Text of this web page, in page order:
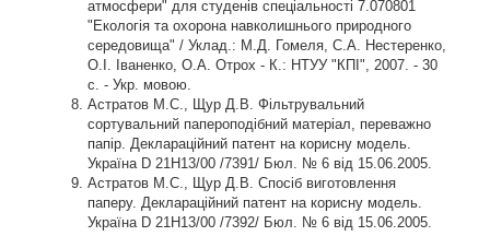
атмосфери" для студенів спеціальності 7.070801
"Екологія та охорона навколишнього природного
середовища" / Уклад.: М.Д. Гомеля, С.А. Нестеренко,
О.І. Іваненко, О.А. Отрох - К.: НТУУ "КПІ", 2007. - 30
с. - Укр. мовою.
Астратов М.С., Щур Д.В. Фільтрувальний
сортувальний папероподібний матеріал, переважно
папір. Деклараційний патент на корисну модель.
Україна D 21Н13/00 /7391/ Бюл. № 6 від 15.06.2005.
Астратов М.С., Щур Д.В. Спосіб виготовлення
паперу. Деклараційний патент на корисну модель.
Україна D 21Н13/00 /7392/ Бюл. № 6 від 15.06.2005.